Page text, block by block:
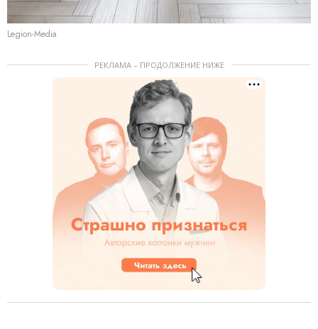
Legion-Media
РЕКЛАМА – ПРОДОЛЖЕНИЕ НИЖЕ